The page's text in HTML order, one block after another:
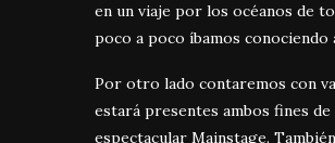
en un viaje por los océanos de
poco a poco íbamos conociendo
Por otro lado contaremos con
estará presentes ambos fines
espectacular Mainstage.